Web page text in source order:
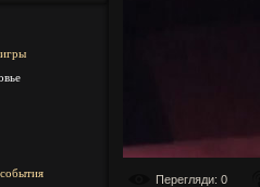
Перегляди: 0